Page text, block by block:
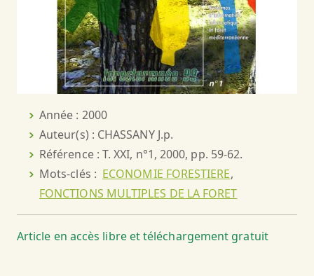
Année : 2000
Auteur(s) : CHASSANY J.p.
Référence : T. XXI, n°1, 2000, pp. 59-62.
Mots-clés : ECONOMIE FORESTIERE,
FONCTIONS MULTIPLES DE LA FORET
Article en accès libre et téléchargement gratuit